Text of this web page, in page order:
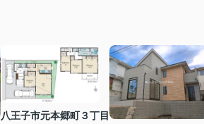
八王子市元本郷町３丁目